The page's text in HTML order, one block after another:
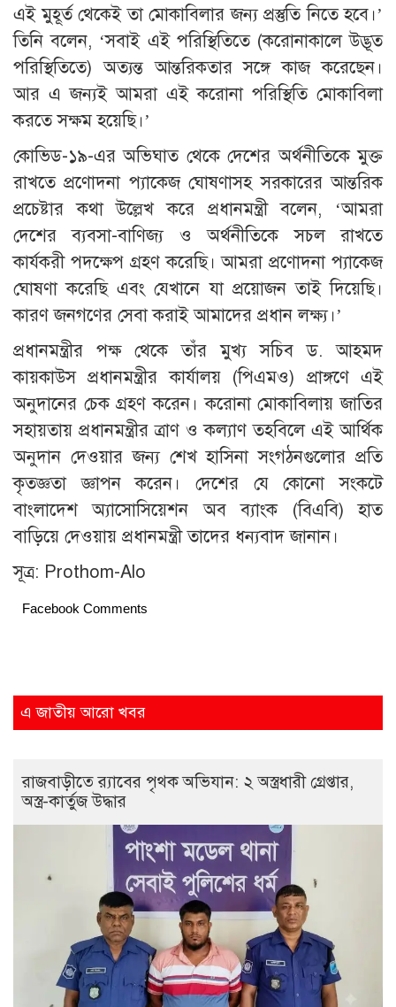
এই মুহূর্ত থেকেই তা মোকাবিলার জন্য প্রস্তুতি নিতে হবে।’
তিনি বলেন, ‘সবাই এই পরিস্থিতিতে (করোনাকালে উদ্ভূত
পরিস্থিতিতে) অত্যন্ত আন্তরিকতার সঙ্গে কাজ করেছেন।
আর এ জন্যই আমরা এই করোনা পরিস্থিতি মোকাবিলা
করতে সক্ষম হয়েছি।’
কোভিড-১৯-এর অভিঘাত থেকে দেশের অর্থনীতিকে মুক্ত
রাখতে প্রণোদনা প্যাকেজ ঘোষণাসহ সরকারের আন্তরিক
প্রচেষ্টার কথা উল্লেখ করে প্রধানমন্ত্রী বলেন, ‘আমরা
দেশের ব্যবসা-বাণিজ্য ও অর্থনীতিকে সচল রাখতে
কার্যকরী পদক্ষেপ গ্রহণ করেছি। আমরা প্রণোদনা প্যাকেজ
ঘোষণা করেছি এবং যেখানে যা প্রয়োজন তাই দিয়েছি।
কারণ জনগণের সেবা করাই আমাদের প্রধান লক্ষ্য।’
প্রধানমন্ত্রীর পক্ষ থেকে তাঁর মুখ্য সচিব ড. আহমদ
কায়কাউস প্রধানমন্ত্রীর কার্যালয় (পিএমও) প্রাঙ্গণে এই
অনুদানের চেক গ্রহণ করেন। করোনা মোকাবিলায় জাতির
সহায়তায় প্রধানমন্ত্রীর ত্রাণ ও কল্যাণ তহবিলে এই আর্থিক
অনুদান দেওয়ার জন্য শেখ হাসিনা সংগঠনগুলোর প্রতি
কৃতজ্ঞতা জ্ঞাপন করেন। দেশের যে কোনো সংকটে
বাংলাদেশ অ্যাসোসিয়েশন অব ব্যাংক (বিএবি) হাত
বাড়িয়ে দেওয়ায় প্রধানমন্ত্রী তাদের ধন্যবাদ জানান।
সূত্র: Prothom-Alo
Facebook Comments
এ জাতীয় আরো খবর
রাজবাড়ীতে র‌্যাবের পৃথক অভিযান: ২ অস্ত্রধারী গ্রেপ্তার,
অস্ত্র-কার্তুজ উদ্ধার